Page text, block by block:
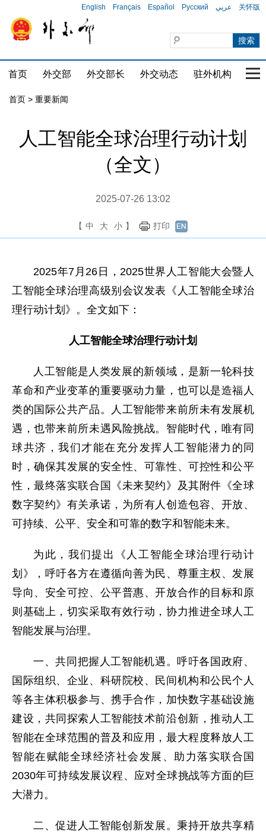
English Français Español Русский عربي 关怀版
首页 外交部 外交部长 外交动态 驻外机构 国
首页 > 重要新闻
人工智能全球治理行动计划
（全文）
2025-07-26 13:02
【 中 大 小 】 打印
2025年7月26日，2025世界人工智能大会暨人
工智能全球治理高级别会议发表《人工智能全球治
理行动计划》。全文如下：
人工智能全球治理行动计划
人工智能是人类发展的新领域，是新一轮科技
革命和产业变革的重要驱动力量，也可以是造福人
类的国际公共产品。人工智能带来前所未有发展机
遇，也带来前所未遇风险挑战。智能时代，唯有同
球共济，我们才能在充分发挥人工智能潜力的同
时，确保其发展的安全性、可靠性、可控性和公平
性，最终落实联合国《未来契约》及其附件《全球
数字契约》有关承诺，为所有人创造包容、开放、
可持续、公平、安全和可靠的数字和智能未来。
为此，我们提出《人工智能全球治理行动计
划》，呼吁各方在遵循向善为民、尊重主权、发展
导向、安全可控、公平普惠、开放合作的目标和原
则基础上，切实采取有效行动，协力推进全球人工
智能发展与治理。
一、共同把握人工智能机遇。呼吁各国政府、
国际组织、企业、科研院校、民间机构和公民个人
等各主体积极参与、携手合作，加快数字基础设施
建设，共同探索人工智能技术前沿创新，推动人工
智能在全球范围的普及和应用，最大程度释放人工
智能在赋能全球经济社会发展、助力落实联合国
2030年可持续发展议程、应对全球挑战等方面的巨
大潜力。
二、促进人工智能创新发展。秉持开放共享精